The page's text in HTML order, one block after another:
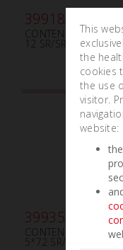
399183
CONTENEDOR
12 SR/SR
399353
CONTENEDOR
5*72 SR/SR
This
the
cookies
the use
visitor.
website: